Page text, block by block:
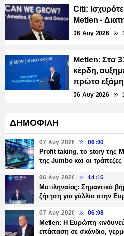
Citi:
Metlen -
06 Αυγ 2026
Metlen: Στα
κέρδη,
πρώτο
06 Αυγ 2026
ΔΗΜΟΦΙΛΗ
07 Αυγ 2026 06:00
Profit taking, το story της
της Jumbo και οι τράπεζες
06 Αυγ 2026 14:16
Μυτιληναίος: Σημαντικό
ζήτηση για γάλλιο στην
07 Αυγ 2026 06:08
Metlen: Η Ευρώπη
επέκταση σε σκάνδιο,